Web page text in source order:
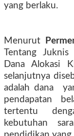
yang berlaku.
Menurut
Tentang
Dana
Alokasi
selanjutnya
adalah dana
pendapatan
tertentu
kebutuhan